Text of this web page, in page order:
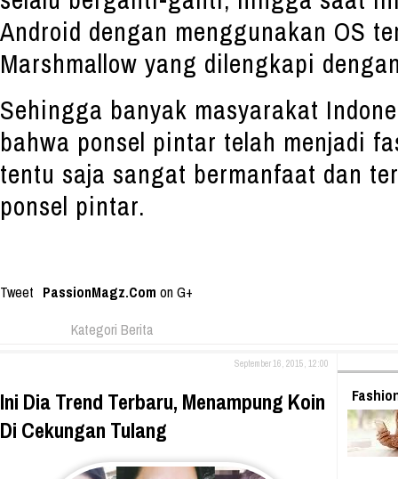
Android dengan menggunakan OS
Marshmallow yang dilengkapi
Sehingga banyak masyarakat
bahwa ponsel pintar telah menjadi
tentu saja sangat bermanfaat dan
ponsel pintar.
Tweet PassionMagz.Com on G+
Kategori Berita
September 16, 2015, 12:00
Ini Dia Trend Terbaru, Menampung Koin
Di Cekungan Tulang